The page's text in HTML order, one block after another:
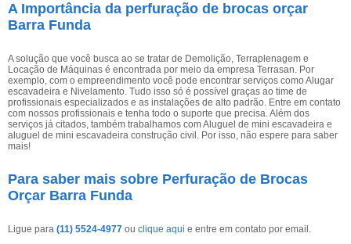
A Importância da perfuração de brocas orçar
Barra Funda
A solução que você busca ao se tratar de Demolição, Terraplenagem e
Locação de Máquinas é encontrada por meio da empresa Terrasan. Por
exemplo, com o empreendimento você pode encontrar serviços como Alugar
escavadeira e Nivelamento. Tudo isso só é possível graças ao time de
profissionais especializados e as instalações de alto padrão. Entre em contato
com nossos profissionais e tenha todo o suporte que precisa. Além dos
serviços já citados, também trabalhamos com Aluguel de mini escavadeira e
aluguel de mini escavadeira construção civil. Por isso, não espere para saber
mais!
Para saber mais sobre Perfuração de Brocas
Orçar Barra Funda
Ligue para (11) 5524-4977 ou clique aqui e entre em contato por email.